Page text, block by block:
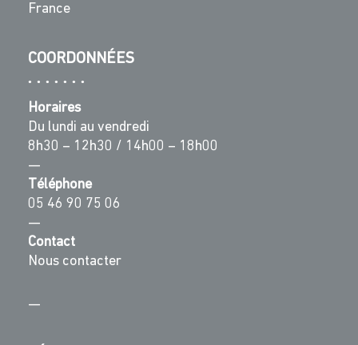
France
COORDONNÉES
Horaires
Du lundi au vendredi
8h30 – 12h30 / 14h00 – 18h00
—
Téléphone
05 46 90 75 06
—
Contact
Nous contacter
—